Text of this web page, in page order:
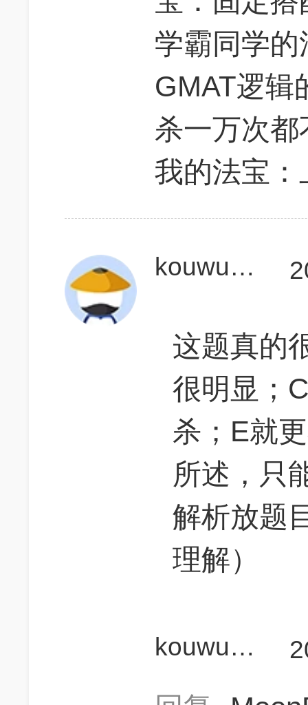
学霸同学
GMAT逻辑
杀一万次
我的法宝
kouwukeye
这题真的
很明显；
杀；E就
所述，只
解析放题
理解）
kouwukeye